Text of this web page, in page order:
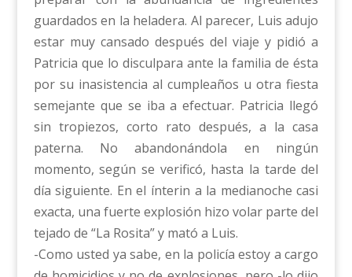
guardados en la heladera. Al parecer, Luis adujo
estar muy cansado después del viaje y pidió a
Patricia que lo disculpara ante la familia de ésta
por su inasistencia al cumpleaños u otra fiesta
semejante que se iba a efectuar. Patricia llegó
sin tropiezos, corto rato después, a la casa
paterna. No abandonándola en ningún
momento, según se verificó, hasta la tarde del
día siguiente. En el ínterin a la medianoche casi
exacta, una fuerte explosión hizo volar parte del
tejado de “La Rosita” y mató a Luis.
-Como usted ya sabe, en la policía estoy a cargo